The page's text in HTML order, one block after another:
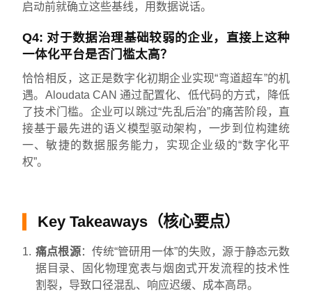
启动前就确立这些基线，用数据说话。
Q4: 对于数据治理基础较弱的企业，直接上这种
一体化平台是否门槛太高？
恰恰相反，这正是数字化初期企业实现“弯道超车”的机
遇。Aloudata CAN 通过配置化、低代码的方式，降低
了技术门槛。企业可以跳过“先乱后治”的痛苦阶段，直
接基于最先进的语义模型驱动架构，一步到位构建统
一、敏捷的数据服务能力，实现企业级的“数字化平
权”。
Key Takeaways（核心要点）
痛点根源：传统“管研用一体”的失败，源于静态元数
据目录、固化物理宽表与烟囱式开发流程的技术性
割裂，导致口径混乱、响应迟缓、成本高昂。